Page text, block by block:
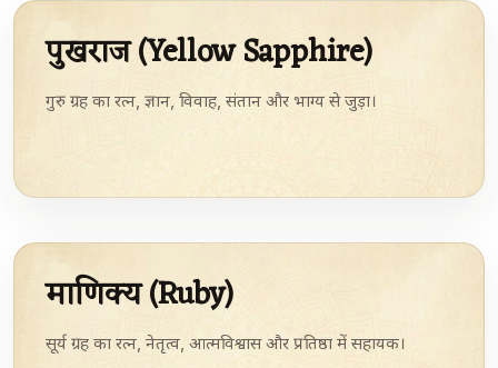
पुखराज (Yellow Sapphire)
गुरु ग्रह का रत्न, ज्ञान, विवाह, संतान और भाग्य से जुड़ा।
माणिक्य (Ruby)
सूर्य ग्रह का रत्न, नेतृत्व, आत्मविश्वास और प्रतिष्ठा में सहायक।